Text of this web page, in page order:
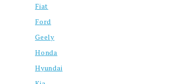
Fiat
Ford
Geely
Honda
Hyundai